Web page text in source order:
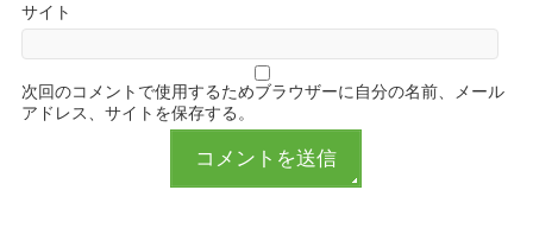
サイト
次回のコメントで使用するためブラウザーに自分の名前、メール
アドレス、サイトを保存する。